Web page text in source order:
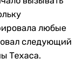
любые
следующий
Техаса.